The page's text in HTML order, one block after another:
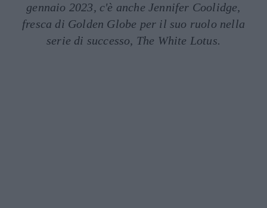
gennaio 2023, c'è anche Jennifer Coolidge,
fresca di Golden Globe per il suo ruolo nella
serie di successo, The White Lotus.